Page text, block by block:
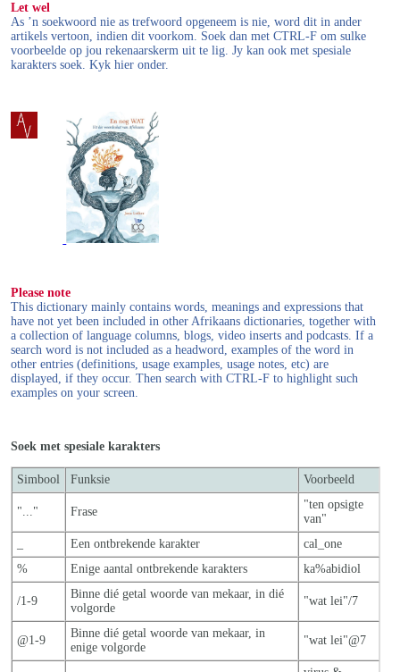
Let wel
As ’n soekwoord nie as trefwoord opgeneem is nie, word dit in ander
artikels vertoon, indien dit voorkom. Soek dan met CTRL-F om sulke
voorbeelde op jou rekenaarskerm uit te lig. Jy kan ook met spesiale
karakters soek. Kyk hier onder.
Please note
This dictionary mainly contains words, meanings and expressions that
have not yet been included in other Afrikaans dictionaries, together with
a collection of language columns, blogs, video inserts and podcasts. If a
search word is not included as a headword, examples of the word in
other entries (definitions, usage examples, usage notes, etc) are
displayed, if they occur. Then search with CTRL-F to highlight such
examples on your screen.
Soek met spesiale karakters
Simbool Funksie Voorbeeld
"..." Frase
"ten opsigte
van"
Een ontbrekende karakter
cal_one
%
Enige aantal ontbrekende karakters ka%abidiol
/1-9
Binne dié getal woorde van mekaar, in dié
volgorde
"wat lei"/7
@1-9
Binne dié getal woorde van mekaar, in
enige volgorde
"wat lei"@7